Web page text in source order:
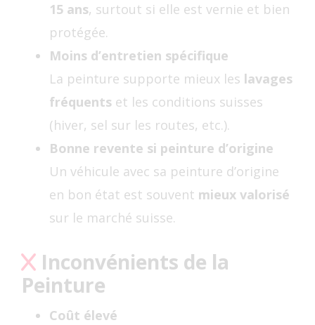
15 ans, surtout si elle est vernie et bien
protégée.
Moins d’entretien spécifique
La peinture supporte mieux les lavages
fréquents et les conditions suisses
(hiver, sel sur les routes, etc.).
Bonne revente si peinture d’origine
Un véhicule avec sa peinture d’origine
en bon état est souvent mieux valorisé
sur le marché suisse.
Inconvénients de la
Peinture
Coût élevé